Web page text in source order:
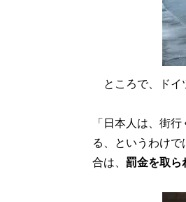
ところで、ドイ
「日本人は、街
る、というわけ
合は、 罰金を取ら